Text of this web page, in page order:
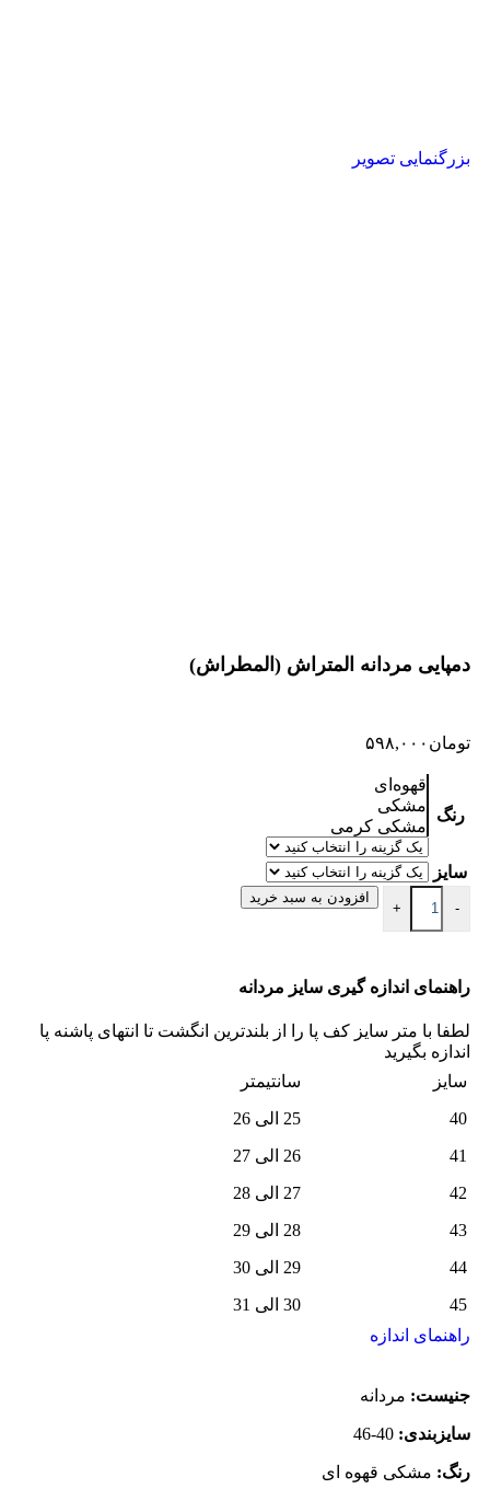
بزرگنمایی تصویر
دمپایی مردانه المتراش (المطراش)
تومان ۵۹۸,۰۰۰
رنگ
قهوه‌ای
مشکی
مشکی کرمی
سایز
-
+
افزودن به سبد خرید
راهنمای اندازه گیری سایز مردانه
لطفا با متر سایز کف پا را از بلندترین انگشت تا انتهای پاشنه پا
اندازه بگیرید
سایز
سانتیمتر
40
25 الی 26
41
26 الی 27
42
27 الی 28
43
28 الی 29
44
29 الی 30
45
30 الی 31
راهنمای اندازه
جنیست: مردانه
سایزبندی:
رنگ: مشکی قهوه ای